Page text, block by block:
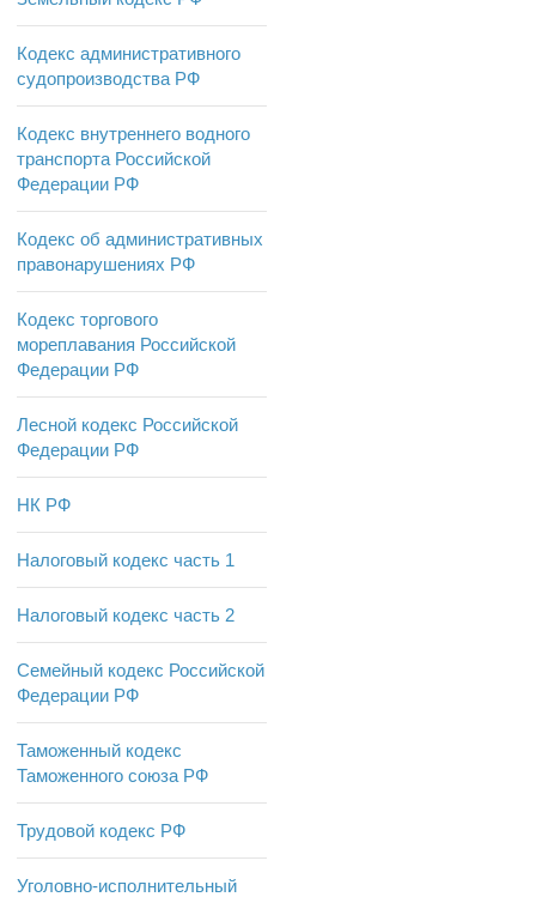
Кодекс административного
судопроизводства РФ
Кодекс внутреннего водного
транспорта Российской
Федерации РФ
Кодекс об административных
правонарушениях РФ
Кодекс торгового
мореплавания Российской
Федерации РФ
Лесной кодекс Российской
Федерации РФ
НК РФ
Налоговый кодекс часть 1
Налоговый кодекс часть 2
Семейный кодекс Российской
Федерации РФ
Таможенный кодекс
Таможенного союза РФ
Трудовой кодекс РФ
Уголовно-исполнительный